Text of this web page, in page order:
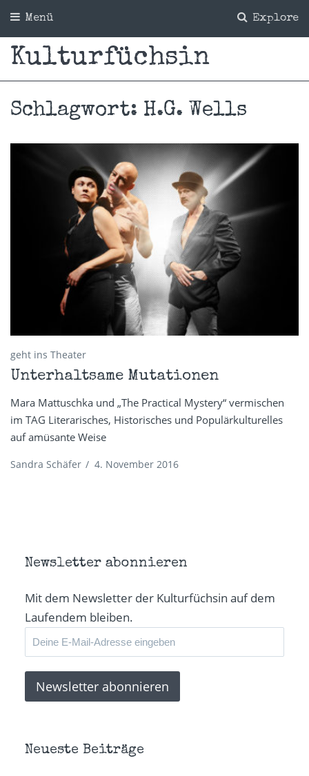
Explore
Menü
Kulturfüchsin
Schlagwort: H.G. Wells
geht ins Theater
Unterhaltsame Mutationen
Mara Mattuschka und „The Practical Mystery“ vermischen
im TAG Literarisches, Historisches und Populärkulturelles
auf amüsante Weise
Sandra Schäfer / 4. November 2016
Newsletter abonnieren
Mit dem Newsletter der Kulturfüchsin auf dem
Laufendem bleiben.
Neueste Beiträge